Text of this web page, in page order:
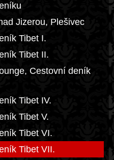
Jizerou, Plešivec
Tibet I.
Tibet II.
Cestovní deník
Tibet IV.
Tibet V.
Tibet VI.
Tibet VII.